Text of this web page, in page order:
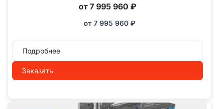
от 7 995 960 ₽
от 7 995 960 ₽
Подробнее
Заказать